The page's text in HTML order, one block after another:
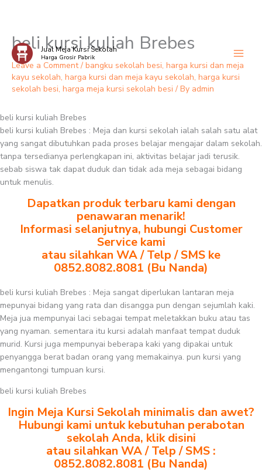
Skip
content
Jual Meja Kursi Sekolah
Harga Grosir Pabrik
beli kursi kuliah Brebes
Leave a Comment / bangku sekolah besi, harga kursi dan meja
kayu sekolah, harga kursi dan meja kayu sekolah, harga kursi
sekolah besi, harga meja kursi sekolah besi / By admin
beli kursi kuliah Brebes
beli kursi kuliah Brebes : Meja dan kursi sekolah ialah salah satu alat
yang sangat dibutuhkan pada proses belajar mengajar dalam sekolah.
tanpa tersedianya perlengkapan ini, aktivitas belajar jadi terusik.
sebab siswa tak dapat duduk dan tidak ada meja sebagai bidang
untuk menulis.
Dapatkan produk terbaru kami dengan
penawaran menarik!
Informasi selanjutnya, hubungi Customer
Service kami
atau silahkan WA / Telp / SMS ke
0852.8082.8081 (Bu Nanda)
beli kursi kuliah Brebes : Meja sangat diperlukan lantaran meja
mepunyai bidang yang rata dan disangga pun dengan sejumlah kaki.
Meja jua mempunyai laci sebagai tempat meletakkan buku atau tas
yang nyaman. sementara itu kursi adalah manfaat tempat duduk
murid. Kursi juga mempunyai beberapa kaki yang dipakai untuk
penyangga berat badan orang yang memakainya. pun kursi yang
mengantongi tumpuan kursi.
beli kursi kuliah Brebes
Ingin Meja Kursi Sekolah minimalis dan awet?
Hubungi kami untuk kebutuhan perabotan
sekolah Anda, klik disini
atau silahkan WA / Telp / SMS :
0852.8082.8081 (Bu Nanda)